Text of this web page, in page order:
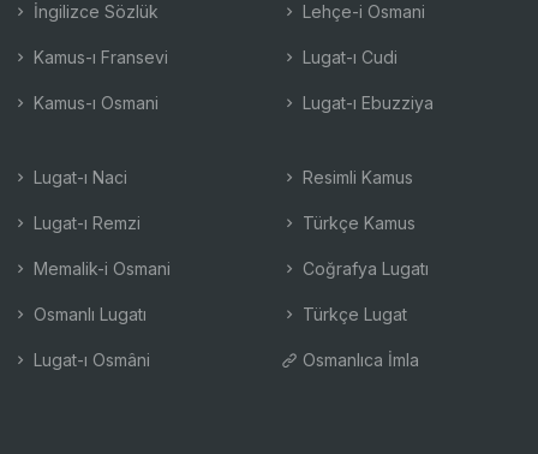
İngilizce Sözlük
Kamus-ı Fransevi
Kamus-ı Osmani
Lehçe-i Osmani
Lugat-ı Cudi
Lugat-ı Ebuzziya
Lugat-ı Naci
Lugat-ı Remzi
Memalik-i Osmani
Osmanlı Lugatı
Lugat-ı Osmâni
Resimli Kamus
Türkçe Kamus
Coğrafya Lugatı
Türkçe Lugat
Osmanlıca İmla